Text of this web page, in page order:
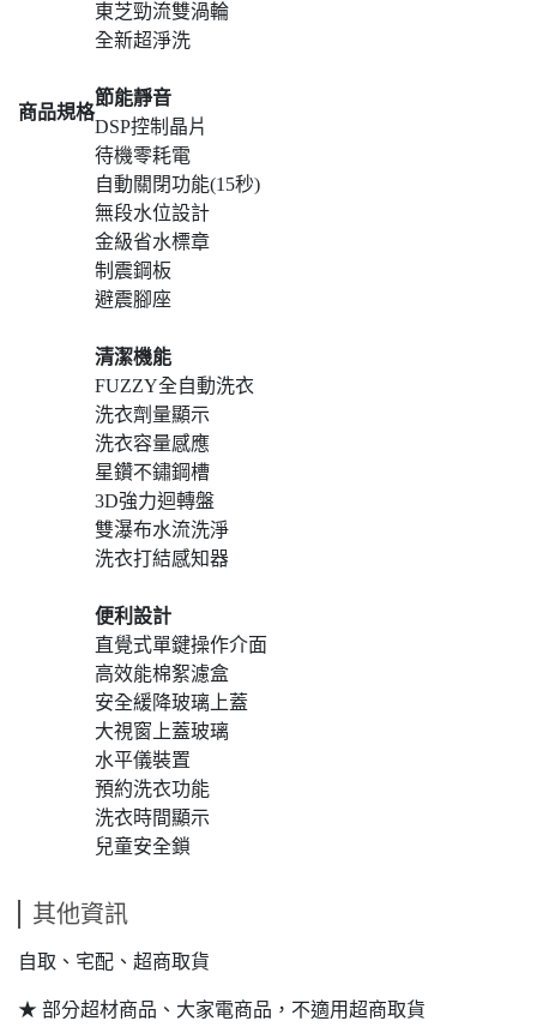
商品規格
東芝勁流雙渦輪
全新超淨洗
節能靜音
DSP控制晶片
待機零耗電
自動關閉功能(15秒)
無段水位設計
金級省水標章
制震鋼板
避震腳座
清潔機能
FUZZY全自動洗衣
洗衣劑量顯示
洗衣容量感應
星鑽不鏽鋼槽
3D強力迴轉盤
雙瀑布水流洗淨
洗衣打結感知器
便利設計
直覺式單鍵操作介面
高效能棉絮濾盒
安全緩降玻璃上蓋
大視窗上蓋玻璃
水平儀裝置
預約洗衣功能
洗衣時間顯示
兒童安全鎖
其他資訊
自取、宅配、超商取貨
★ 部分超材商品、大家電商品，不適用超商取貨